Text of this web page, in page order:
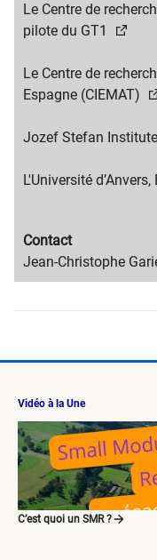
Le Centre de
pilote du GT1
Le Centre de
Espagne (CIEMAT)
Jozef Stefan
L'Université
Migration
content
title
Contact
Migration
content
Jean-Christophe
Vidéo à la Une
C’est quoi un SMR ?